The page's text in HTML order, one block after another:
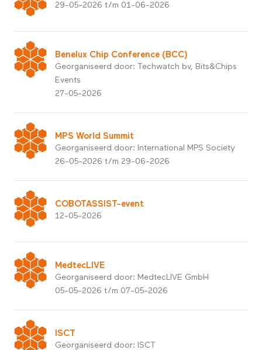
29-05-2026 t/m 01-06-2026
Benelux Chip Conference (BCC)
Georganiseerd door: Techwatch bv, Bits&Chips
Events
27-05-2026
MPS World Summit
Georganiseerd door: International MPS Society
26-05-2026 t/m 29-06-2026
COBOTASSIST-event
12-05-2026
MedtecLIVE
Georganiseerd door: MedtecLIVE GmbH
05-05-2026 t/m 07-05-2026
ISCT
Georganiseerd door: ISCT